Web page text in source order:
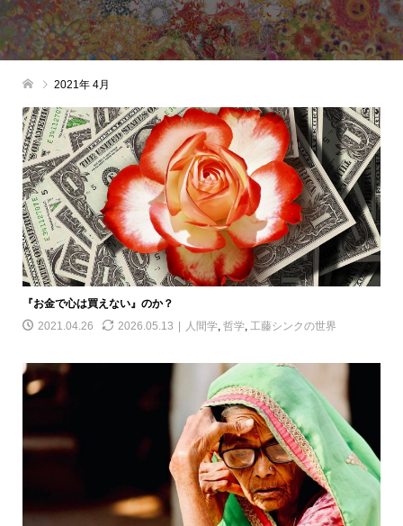
2021年 4月
『お金で心は買えない』のか？
2021.04.26
2026.05.13 人間学, 哲学, 工藤シンクの世界